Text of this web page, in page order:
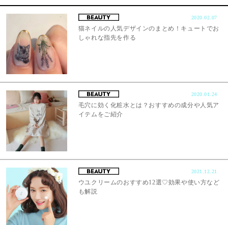
2020.02.07
猫ネイルの人気デザインのまとめ！キュートでお
しゃれな指先を作る
2020.01.24
毛穴に効く化粧水とは？おすすめの成分や人気ア
イテムをご紹介
2021.12.21
ウユクリームのおすすめ12選♡効果や使い方など
も解説